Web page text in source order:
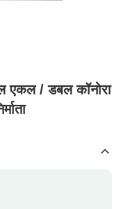
एकल / डबल कॉनोरा